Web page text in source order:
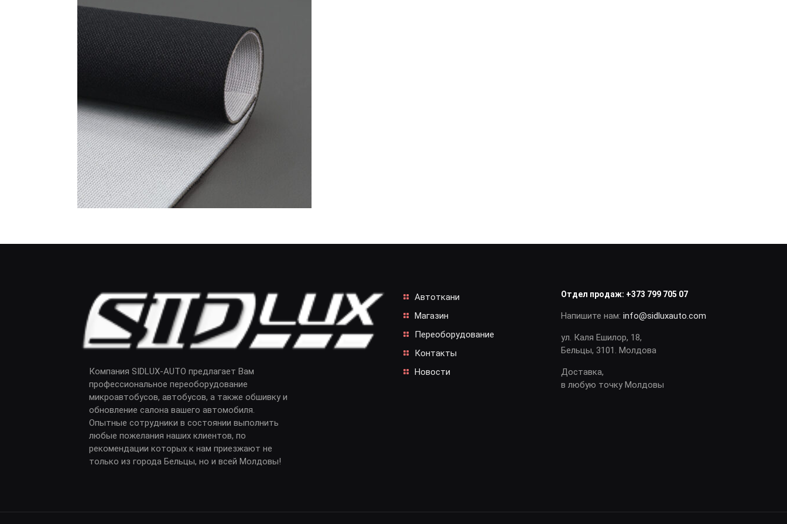
Компания SIDLUX-AUTO предлагает Вам
профессиональное переоборудование
микроавтобусов, автобусов, а также обшивку и
обновление салона вашего автомобиля.
Опытные сотрудники в состоянии выполнить
любые пожелания наших клиентов, по
рекомендации которых к нам приезжают не
только из города Бельцы, но и всей Молдовы!
Автоткани
Магазин
Переоборудование
Контакты
Новости
Отдел продаж: +373 799 705 07
Напишите нам:info@sidluxauto.com
ул. Каля Ешилор, 18,
Бельцы, 3101. Молдова
Доставка,
в любую точку Молдовы